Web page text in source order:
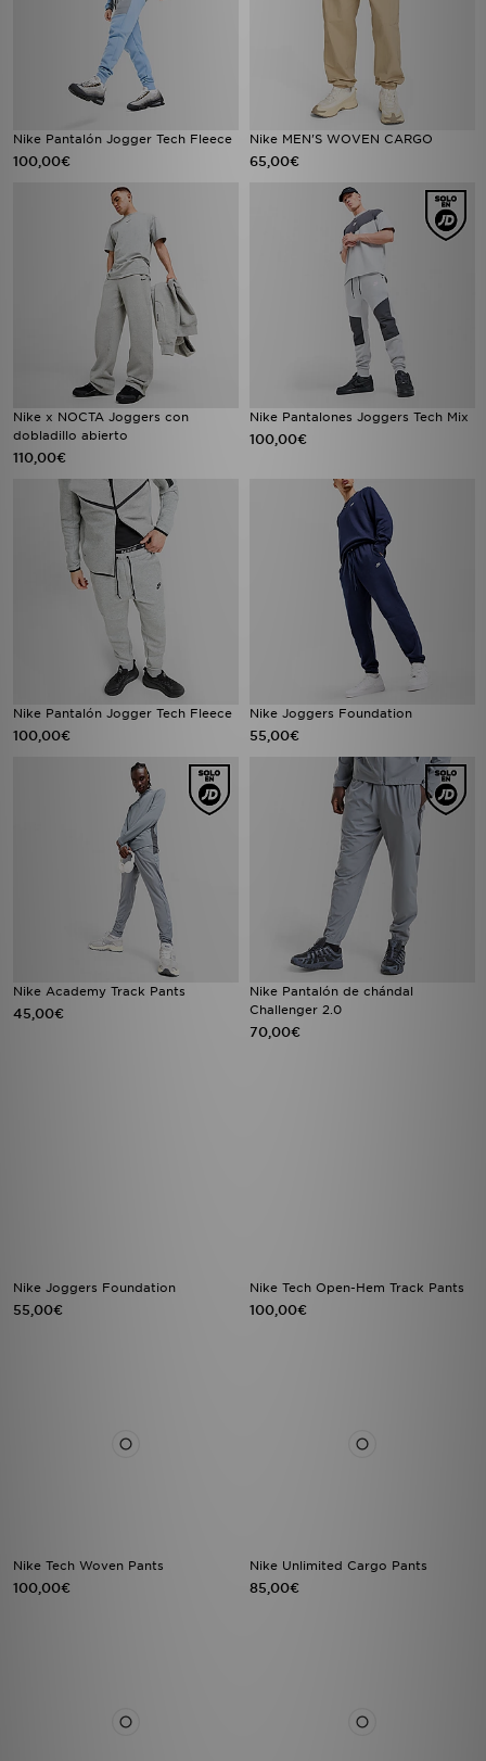
Nike Pantalón Jogger Tech Fleece
100,00€
Nike MEN'S WOVEN CARGO
65,00€
Nike x NOCTA Joggers con
dobladillo abierto
110,00€
Nike Pantalones Joggers Tech Mix
100,00€
Nike Pantalón Jogger Tech Fleece
100,00€
Nike Joggers Foundation
55,00€
Nike Academy Track Pants
45,00€
Nike Pantalón de chándal
Challenger 2.0
70,00€
Nike Joggers Foundation
55,00€
Nike Tech Open-Hem Track Pants
100,00€
Nike Tech Woven Pants
100,00€
Nike Unlimited Cargo Pants
85,00€